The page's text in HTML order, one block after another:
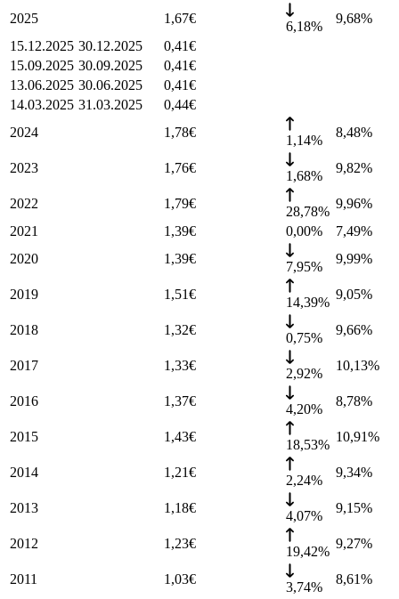
2025
1,67€
6,18%
9,68%
15.12.2025 30.12.2025 0,41€
15.09.2025 30.09.2025 0,41€
13.06.2025 30.06.2025 0,41€
14.03.2025 31.03.2025 0,44€
2024
1,78€
1,14%
8,48%
2023 1,76€
1,68%
9,82%
2022 1,79€
28,78%
9,96%
2021
1,39€ 0,00% 7,49%
2020
1,39€
7,95%
9,99%
2019 1,51€
14,39%
9,05%
2018 1,32€
0,75%
9,66%
2017 1,33€
2,92%
10,13%
2016 1,37€
4,20%
8,78%
2015 1,43€
18,53%
10,91%
2014 1,21€
2,24%
9,34%
2013 1,18€
4,07%
9,15%
2012 1,23€
19,42%
9,27%
2011 1,03€
3,74%
8,61%